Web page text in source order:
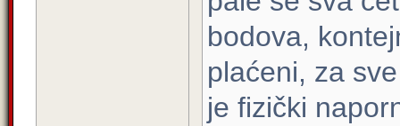
bodova,
plaćeni, za
je fizički